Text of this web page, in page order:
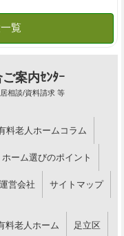
案内ｾﾝﾀｰ
相談/資料請求 等
料老人ホームコラム
ホーム選びのポイント
運営会社 サイトマップ
料老人ホーム 足立区